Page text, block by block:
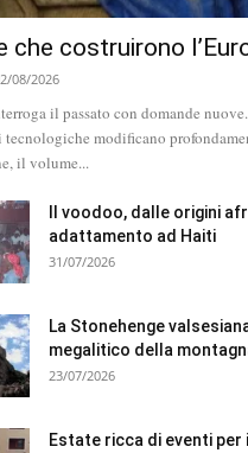
che costruirono
08/2026
il passato con domande
tecnologiche modificano
il volume...
Il voodoo, dalle origini
adattamento ad Haiti
31/07/2026
La Stonehenge
megalitico della
23/07/2026
Estate ricca di eventi per